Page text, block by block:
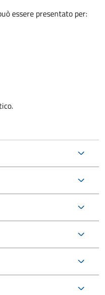
essere presentato per: